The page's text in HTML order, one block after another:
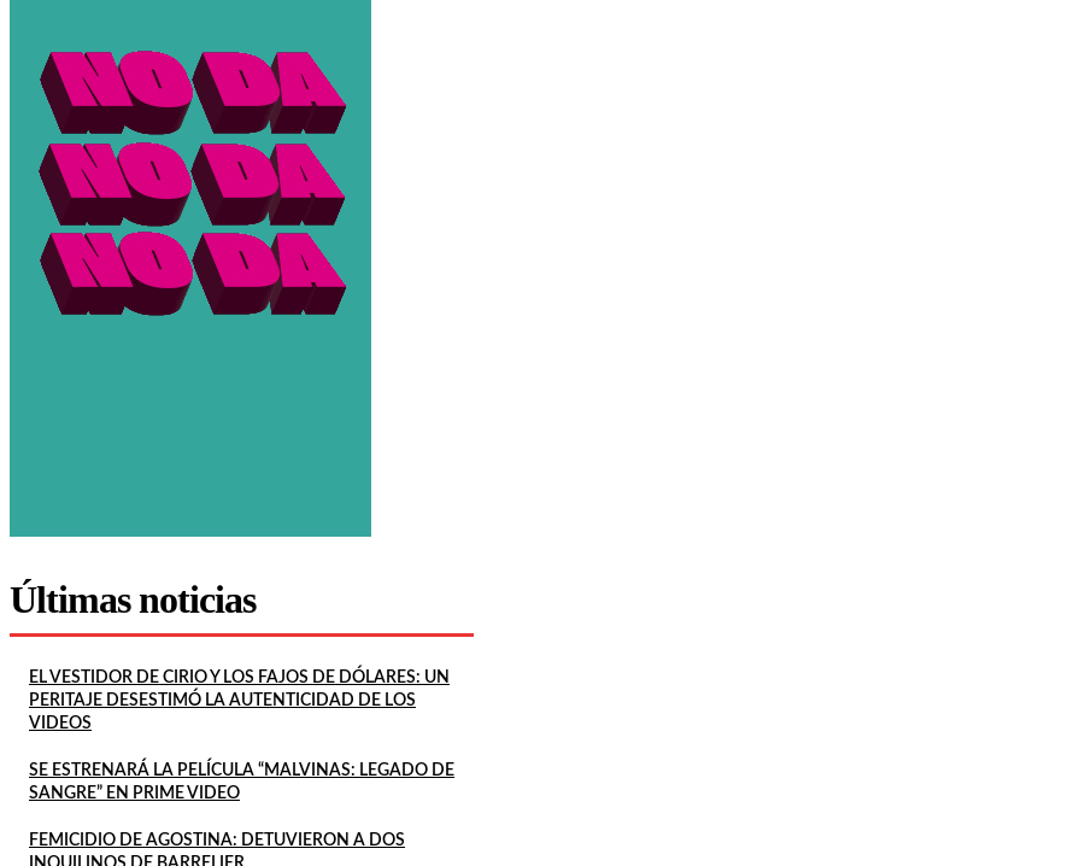
Últimas noticias
EL VESTIDOR DE CIRIO Y LOS FAJOS DE DÓLARES: UN
PERITAJE DESESTIMÓ LA AUTENTICIDAD DE LOS
VIDEOS
SE ESTRENARÁ LA PELÍCULA “MALVINAS: LEGADO DE
SANGRE” EN PRIME VIDEO
FEMICIDIO DE AGOSTINA: DETUVIERON A DOS